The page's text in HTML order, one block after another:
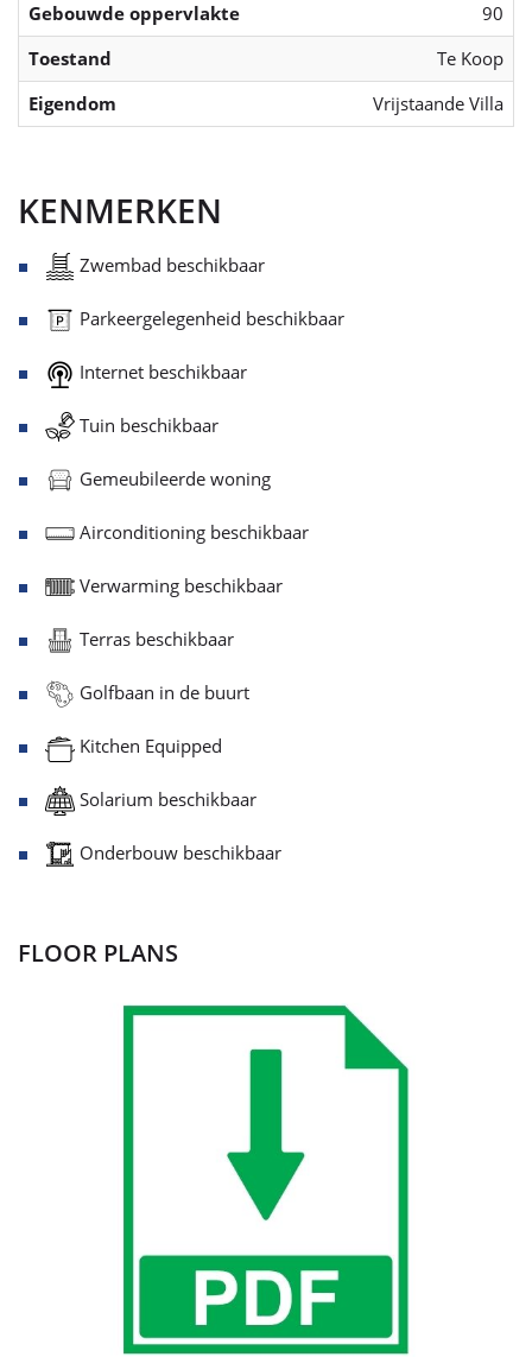
Gebouwde oppervlakte
90
Toestand
Te Koop
Eigendom
Vrijstaande Villa
KENMERKEN
Zwembad beschikbaar
Parkeergelegenheid beschikbaar
Internet beschikbaar
Tuin beschikbaar
Gemeubileerde woning
Airconditioning beschikbaar
Verwarming beschikbaar
Terras beschikbaar
Golfbaan in de buurt
Kitchen Equipped
Solarium beschikbaar
Onderbouw beschikbaar
FLOOR PLANS